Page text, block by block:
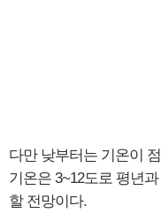
다만 낮부터는 기온이
기온은 3~12도로 평년
할 전망이다.